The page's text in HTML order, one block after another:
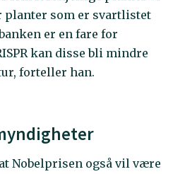
planter som er svartlistet
er en fare for
kan disse bli mindre
forteller han.
Nobelprisen også vil være